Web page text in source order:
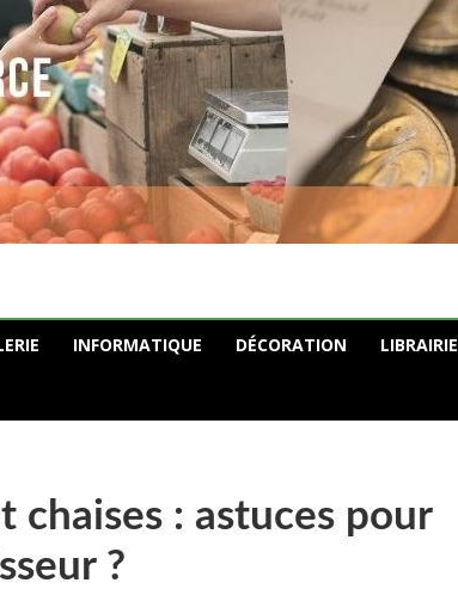
INFORMATIQUE DÉCORATION LIBRAIRIE
chaises : astuces pour
?